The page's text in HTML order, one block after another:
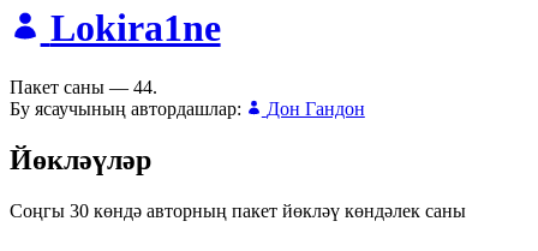
Lokira1ne
Пакет саны — 44.
Бу ясаучының автордашлар:
Дон Гандон
Йөкләүләр
Соңгы 30 көндә авторның пакет йөкләү көндәлек саны